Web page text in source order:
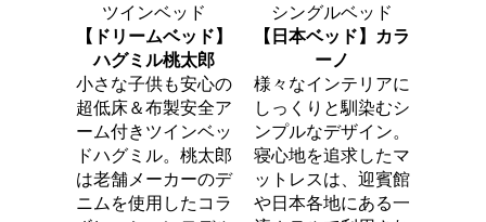
ツインベッド
【ドリームベッド】
ハグミル桃太郎
小さな子供も安心の
超低床＆布製安全ア
ーム付きツインベッ
ドハグミル。桃太郎
は老舗メーカーのデ
ニムを使用したコラ
シングルベッド
【日本ベッド】カラ
ーノ
様々なインテリアに
しっくりと馴染むシ
ンプルなデザイン。
寝心地を追求したマ
ットレスは、迎賓館
や日本各地にある一